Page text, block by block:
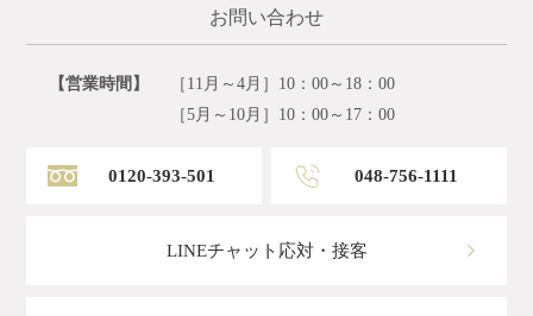
お問い合わせ
【営業時間】
［11月～4月］10：00～18：00
［5月～10月］10：00～17：00
0120-393-501 048-756-1111
LINEチャット応対・接客